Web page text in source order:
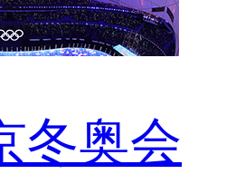
冬奥会